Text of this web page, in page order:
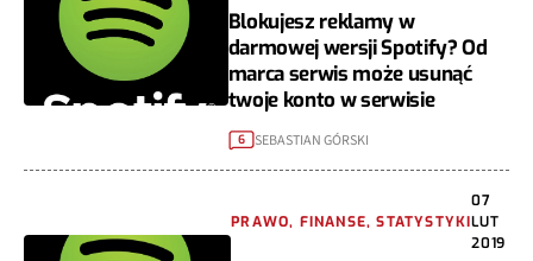
Blokujesz reklamy w
darmowej wersji Spotify? Od
marca serwis może usunąć
twoje konto w serwisie
6 SEBASTIAN GÓRSKI
PRAWO, FINANSE, STATYSTYKI
07
LUT
2019